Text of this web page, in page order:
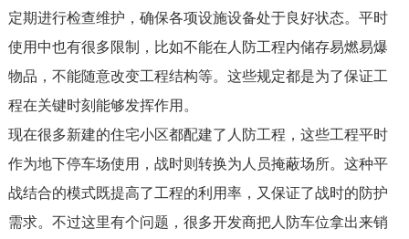
定期进行检查维护，确保各项设施设备处于良好状态。平时
使用中也有很多限制，比如不能在人防工程内储存易燃易爆
物品，不能随意改变工程结构等。这些规定都是为了保证工
程在关键时刻能够发挥作用。
现在很多新建的住宅小区都配建了人防工程，这些工程平时
作为地下停车场使用，战时则转换为人员掩蔽场所。这种平
战结合的模式既提高了工程的利用率，又保证了战时的防护
需求。不过这里有个问题，很多开发商把人防车位拿出来销